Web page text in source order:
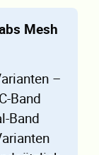
Mesh
–
Band
Band